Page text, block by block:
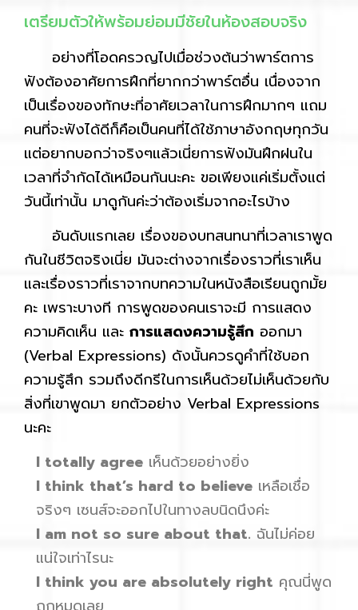
เตรียมตัวให้พร้อมย่อมมีชัยในห้องสอบจริง
อย่างที่โอดครวญไปเมื่อช่วงต้นว่าพาร์ตการ
ฟังต้องอาศัยการฝึกที่ยากกว่าพาร์ตอื่น เนื่องจาก
เป็นเรื่องของทักษะที่อาศัยเวลาในการฝึกมากๆ แถม
คนที่จะฟังได้ดีก็คือเป็นคนที่ได้ใช้ภาษาอังกฤษทุกวัน
แต่อยากบอกว่าจริงๆแล้วเนี่ยการฟังมันฝึกฝนใน
เวลาที่จำกัดได้เหมือนกันนะคะ ขอเพียงแค่เริ่มตั้งแต่
วันนี้เท่านั้น มาดูกันค่ะว่าต้องเริ่มจากอะไรบ้าง
อันดับแรกเลย เรื่องของบทสนทนาที่เวลาเราพูด
กันในชีวิตจริงเนี่ย มันจะต่างจากเรื่องราวที่เราเห็น
และเรื่องราวที่เราจากบทความในหนังสือเรียนถูกมั้ย
คะ เพราะบางที การพูดของคนเราจะมี การแสดง
ความคิดเห็น และ การแสดงความรู้สึก ออกมา
(Verbal Expressions) ดังนั้นควรดูคำที่ใช้บอก
ความรู้สึก รวมถึงดีกรีในการเห็นด้วยไม่เห็นด้วยกับ
สิ่งที่เขาพูดมา ยกตัวอย่าง Verbal Expressions
นะคะ
I totally agree เห็นด้วยอย่างยิ่ง
I think that’s hard to believe เหลือเชื่อ
จริงๆ เซนส์จะออกไปในทางลบนิดนึงค่ะ
I am not so sure about that. ฉันไม่ค่อย
แน่ใจเท่าไรนะ
I think you are absolutely right คุณนี่พูด